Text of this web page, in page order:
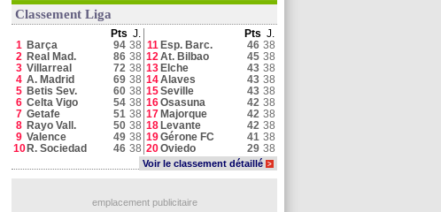
Classement Liga
Pts J. Pts J.
1 Barça 94 38 11 Esp. Barc. 46 38
2 Real Mad. 86 38 12At. Bilbao 45 38
3 Villarreal 72 38 13 Elche 43 38
4 A. Madrid 69 38 14Alaves 43 38
5 Betis Sev. 60 38 15Seville 43 38
6 Celta Vigo 54 38 16Osasuna 42 38
7 Getafe 51 38 17 Majorque 42 38
8 Rayo Vall. 50 38 18 Levante 42 38
9 Valence 49 38 19Gérone FC 41 38
10 R. Sociedad 46 38 20Oviedo 29 38
Voir le classement détaillé >
emplacement publicitaire